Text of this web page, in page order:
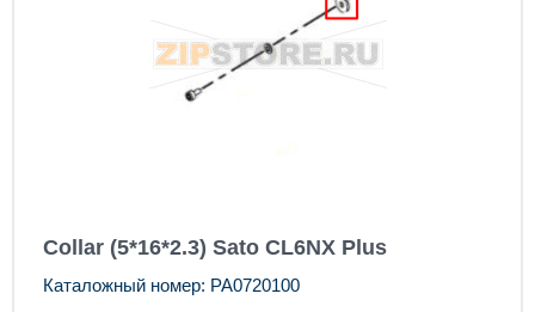
Collar (5*16*2.3) Sato CL6NX Plus
Каталожный номер: PA0720100